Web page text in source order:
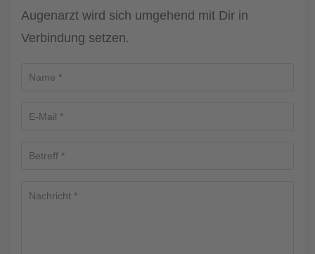
Augenarzt wird sich umgehend mit Dir in
Verbindung setzen.